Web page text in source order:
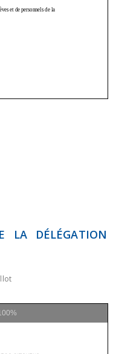
LA DÉLÉGATION